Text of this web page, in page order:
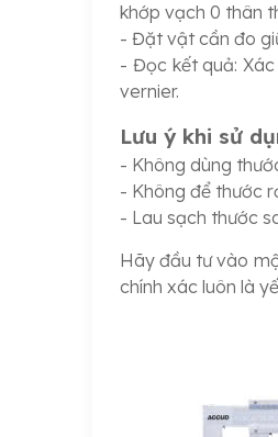
khớp vạch 0 thân
- Đặt vật cần đo
- Đọc kết quả:
vernier.
Lưu ý khi sử
- Không dùng
- Không để thước
- Lau sạch thước
Hãy đầu tư vào
chính xác luôn là